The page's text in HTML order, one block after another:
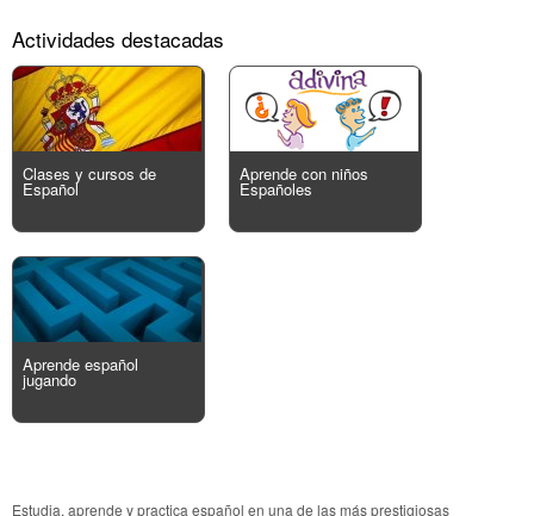
Actividades destacadas
Clases y cursos de
Español
Aprende con niños
Españoles
Aprende español
jugando
Estudia, aprende y practica español en una de las más prestigiosas